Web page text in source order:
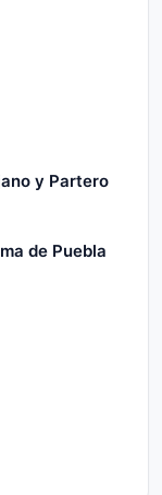
y Partero
de Puebla